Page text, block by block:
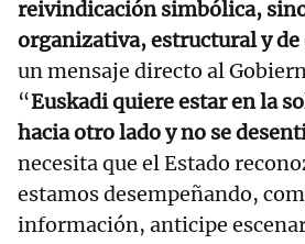
reivindicación simbólica,
organizativa, estructural y de
un mensaje directo al
“Euskadi quiere estar en la
hacia otro lado y no se
necesita que el Estado
estamos desempeñando,
información, anticipe